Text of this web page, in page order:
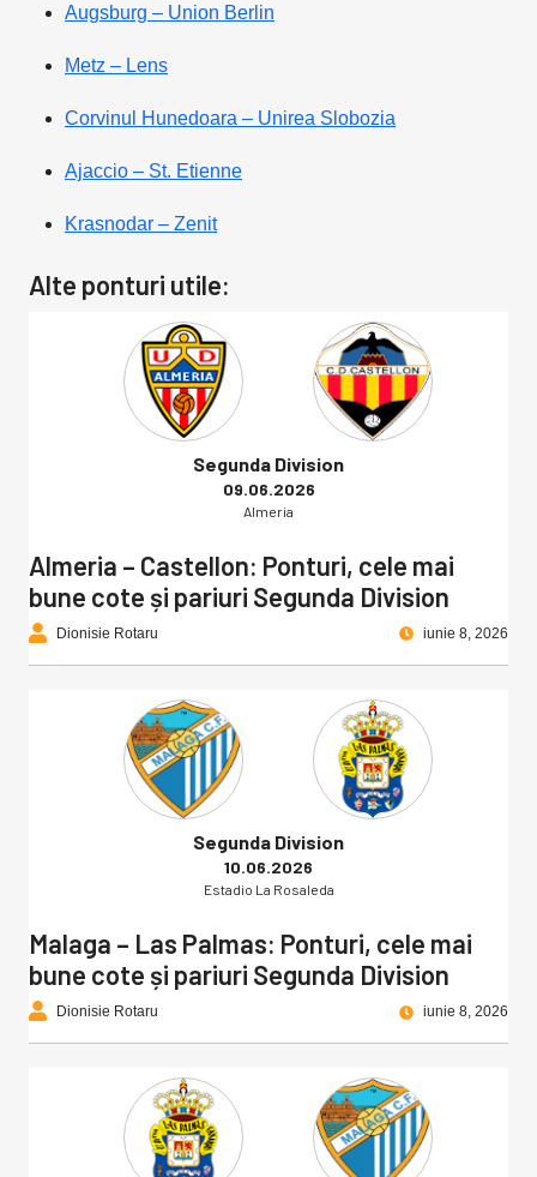
Augsburg – Union Berlin
Metz – Lens
Corvinul Hunedoara – Unirea Slobozia
Ajaccio – St. Etienne
Krasnodar – Zenit
Alte ponturi utile:
Segunda Division
09.06.2026
Almeria
Almeria – Castellon: Ponturi, cele mai
bune cote și pariuri Segunda Division
Dionisie Rotaru iunie 8, 2026
Segunda Division
10.06.2026
Estadio La Rosaleda
Malaga – Las Palmas: Ponturi, cele mai
bune cote și pariuri Segunda Division
Dionisie Rotaru iunie 8, 2026